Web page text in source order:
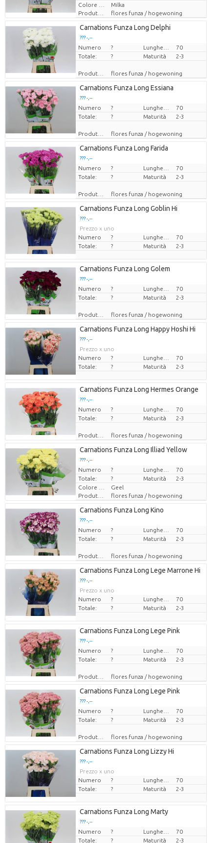
Milka
Produttore
flores funza / hogewoning
Carnations Funza Long Delphi
??? -,--
Prezzo x uno
Numero ?
70
Totale:
? Maturità 2-3
Produttore flores funza / hogewoning
Carnations Funza Long Essiana
??? -,--
Prezzo x uno
Numero ?
70
Totale:
? Maturità 2-3
Produttore flores funza / hogewoning
Carnations Funza Long Farida
??? -,--
Prezzo x uno
Numero ?
70
Totale:
? Maturità 2-3
Produttore flores funza / hogewoning
Carnations Funza Long Goblin Hi
??? -,--
Prezzo x uno
Numero
?
70
Totale:
? Maturità 2-3
Carnations Funza Long Golem
??? -,--
Prezzo x uno
Numero ?
70
Totale:
? Maturità 2-3
Produttore flores funza / hogewoning
Carnations Funza Long Happy Hoshi Hi
??? -,--
Prezzo x uno
Numero
?
70
Totale:
? Maturità 2-3
Carnations Funza Long Hermes Orange
??? -,--
Prezzo x uno
Numero ?
70
Totale:
? Maturità 2-3
Produttore flores funza / hogewoning
Carnations Funza Long Illiad Yellow
??? -,--
Prezzo x uno
Numero ?
70
Totale:
? Maturità
2-3
Geel
Produttore
flores funza / hogewoning
Carnations Funza Long Kino
??? -,--
Prezzo x uno
Numero ?
70
Totale:
? Maturità 2-3
Produttore flores funza / hogewoning
Carnations Funza Long Lege Marrone Hi
??? -,--
Prezzo x uno
Numero
?
70
Totale:
? Maturità 2-3
Carnations Funza Long Lege Pink
??? -,--
Prezzo x uno
Numero ?
70
Totale:
? Maturità 2-3
Produttore flores funza / hogewoning
Carnations Funza Long Lege Pink
??? -,--
Prezzo x uno
Numero ?
70
Totale:
? Maturità 2-3
Produttore flores funza / hogewoning
Carnations Funza Long Lizzy Hi
??? -,--
Prezzo x uno
Numero
?
70
Totale:
? Maturità 2-3
Carnations Funza Long Marty
??? -,--
Prezzo x uno
Numero ?
70
Totale:
? Maturità
2-3